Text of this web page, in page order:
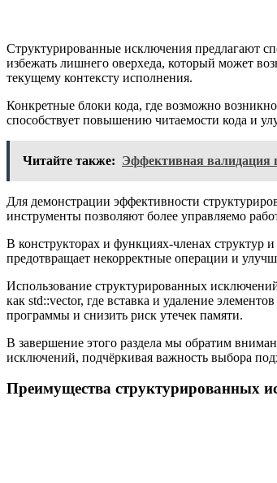
Структурированные исключения предлагают
избежать лишнего оверхеда, который может
текущему контексту исполнения.
Конкретные блоки кода, где возможно
способствует повышению читаемости кода и
Читайте также: Эффективная валидация
Для демонстрации эффективности
инструменты позволяют более управляемо
В конструкторах и функциях-членах структур
предотвращает некорректные операции и
Использование структурированных
как std::vector, где вставка и удаление
программы и снизить риск утечек памяти.
В завершение этого раздела мы обратим
исключений, подчёркивая важность выбора
Преимущества структурированных